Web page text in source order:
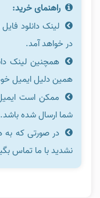
راهنمای خرید:
لینک دانلود
در خواهد آمد.
همچنین لینک
همین دلیل ایمیل
شما ارسال شده باشد.
در صورتی که به
نشدید با ما تماس